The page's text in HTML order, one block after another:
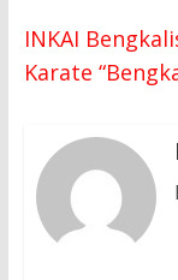
INKAI
Karate